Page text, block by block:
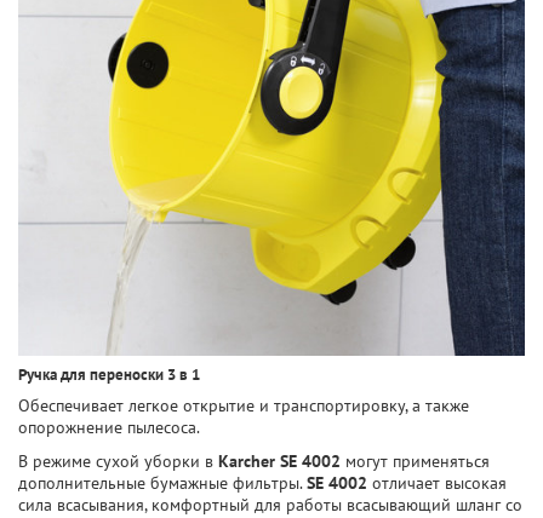
Ручка для переноски 3 в 1
Обеспечивает легкое открытие и транспортировку, а также
опорожнение пылесоса.
В режиме сухой уборки в Karcher SE 4002 могут применяться
дополнительные бумажные фильтры.SE 4002 отличает высокая
сила всасывания, комфортный для работы всасывающий шланг со